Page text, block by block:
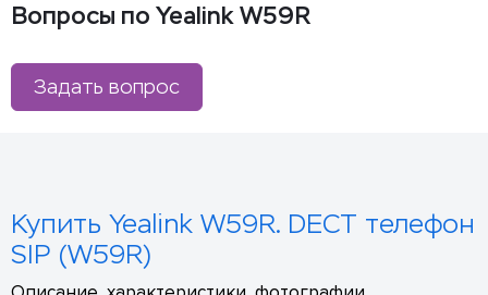
Вопросы по Yealink W59R
Задать вопрос
Купить Yealink W59R. DECT телефон
SIP (W59R)